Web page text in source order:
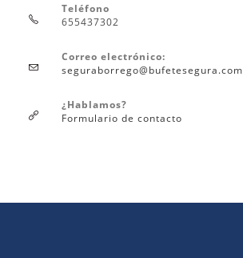
Teléfono
655437302
Correo electrónico:
seguraborrego@bufetesegura.com
¿Hablamos?
Formulario de contacto